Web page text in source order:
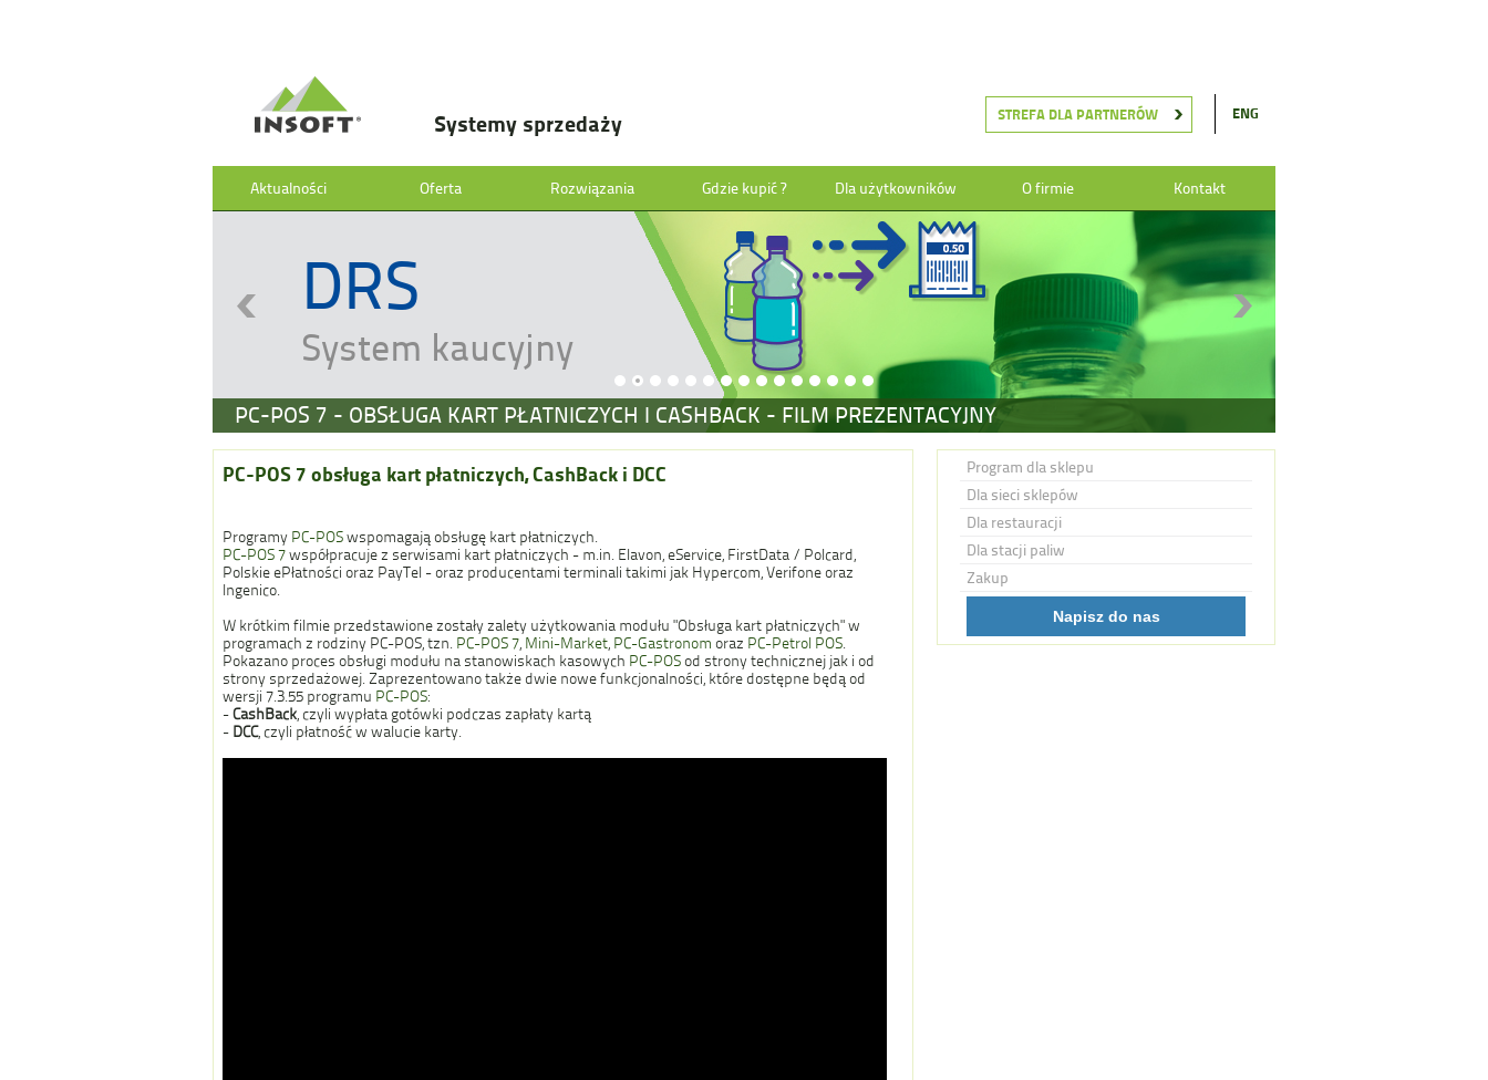
STREFA DLA PARTNERÓW ENG
Systemy sprzedaży
Aktualności Oferta Rozwiązania Gdzie kupić ? Dla użytkowników O firmie Kontakt
PC-POS 7 - OBSŁUGA KART PŁATNICZYCH I CASHBACK - FILM PREZENTACYJNY
DRS
System kaucyjny
PC-POS 7 obsługa kart płatniczych, CashBack i DCC
Programy PC-POSwspomagają obsługę kart płatniczych.
PC-POS 7współpracuje z serwisami kart płatniczych - m.in. Elavon, eService, FirstData / Polcard,
Polskie ePłatności oraz PayTel - oraz producentami terminali takimi jak Hypercom, Verifone oraz
Ingenico.
W krótkim filmie przedstawione zostały zalety użytkowania modułu "Obsługa kart płatniczych" w
programach z rodziny PC-POS, tzn. PC-POS 7 Mini-Market PC-Gastronom oraz PC-Petrol POS
Pokazano proces obsługi modułu na stanowiskach kasowych PC-POSod strony technicznej jak i od
strony sprzedażowej. Zaprezentowano także dwie nowe funkcjonalności, które dostępne będą od
wersji 7.3.55 programu PC-POS:
-CashBack , czyli wypłata gotówki podczas zapłaty kartą
- DCC, czyli płatność w walucie karty.
Program dla sklepu
Dla sieci sklepów
Dla restauracji
Dla stacji paliw
Zakup
Napisz do nas